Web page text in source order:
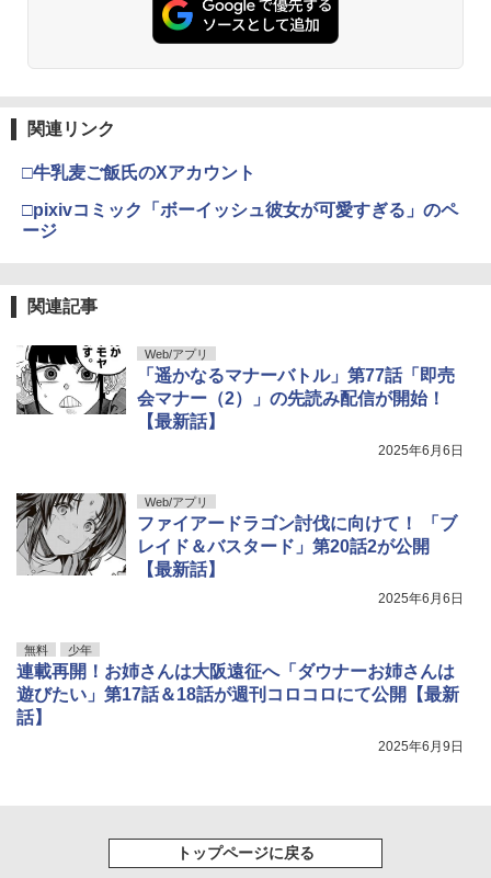
関連リンク
□牛乳麦ご飯氏のXアカウント
□pixivコミック「ボーイッシュ彼女が可愛すぎる」のペ
ージ
関連記事
Web/アプリ
「遥かなるマナーバトル」第77話「即売
会マナー（2）」の先読み配信が開始！
【最新話】
2025年6月6日
Web/アプリ
ファイアードラゴン討伐に向けて！ 「ブ
レイド＆バスタード」第20話2が公開
【最新話】
2025年6月6日
無料 少年
連載再開！お姉さんは大阪遠征へ「ダウナーお姉さんは
遊びたい」第17話＆18話が週刊コロコロにて公開【最新
話】
2025年6月9日
トップページに戻る